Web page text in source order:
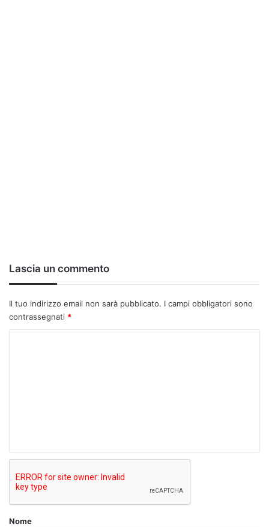
Lascia un commento
Il tuo indirizzo email non sarà pubblicato. I campi obbligatori sono
contrassegnati *
Nome